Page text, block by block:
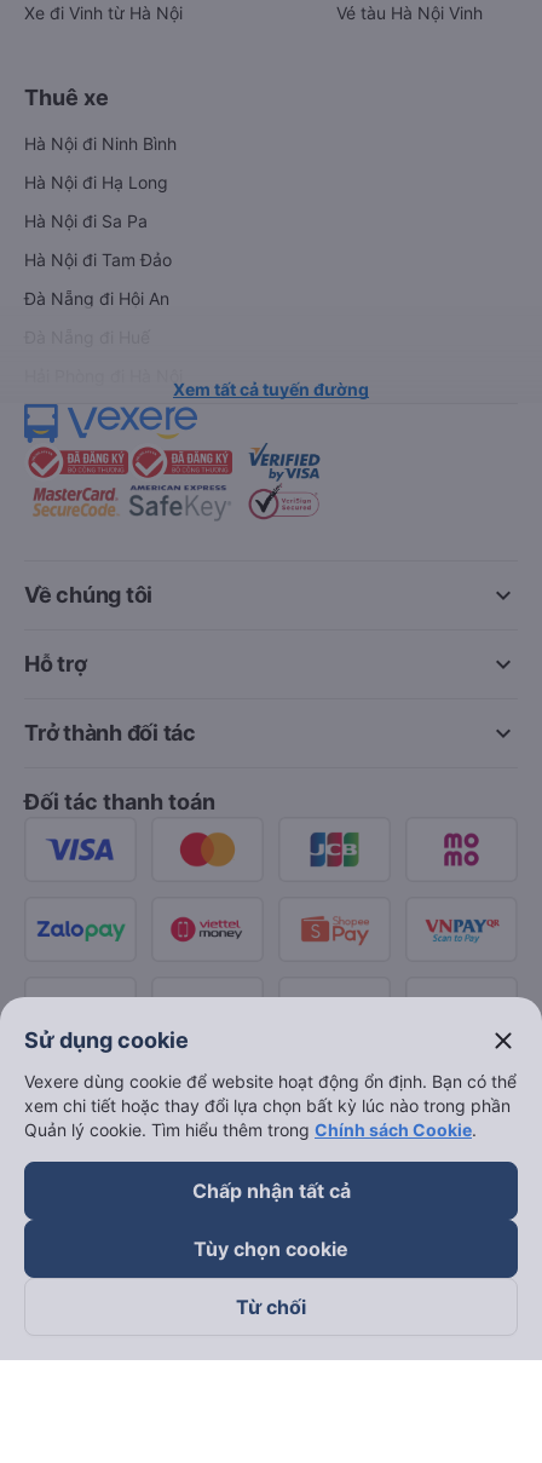
Xe đi Vinh từ Hà Nội
Vé tàu Hà Nội Vinh
Thuê xe
Hà Nội đi Ninh Bình
Hà Nội đi Hạ Long
Hà Nội đi Sa Pa
Hà Nội đi Tam Đảo
Đà Nẵng đi Hội An
Xem tất cả tuyến đường
keyboard_arrow_down
Về chúng tôi
keyboard_arrow_down
Hỗ trợ
keyboard_arrow_down
Trở thành đối tác
Đối tác thanh toán
Theo dõi chúng tôi trên
Sử dụng cookie close
Vexere dùng cookie để website hoạt động ổn định. Bạn có thể
xem chi tiết hoặc thay đổi lựa chọn bất kỳ lúc nào trong phần
Quản lý cookie. Tìm hiểu thêm trong Chính sách Cookie.
Chấp nhận tất cả
Tùy chọn cookie
Từ chối